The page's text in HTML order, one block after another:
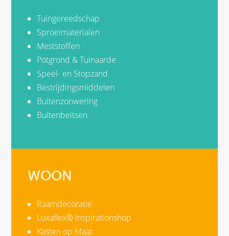
Tuingereedschap
Sproeimaterialen
Meststoffen
Potgrond & Tuinaarde
Speel- en Stopzand
Bestrijdingsmiddelen
Buitenzonwering
Buitenbeitsen
WOON
Raamdecoratie
Luxaflex® Inspirationshop
Kasten op Maat